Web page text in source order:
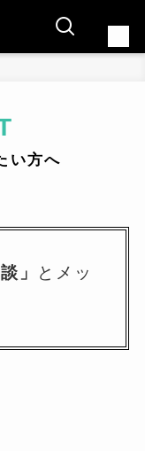
い方へ
」
とメッ